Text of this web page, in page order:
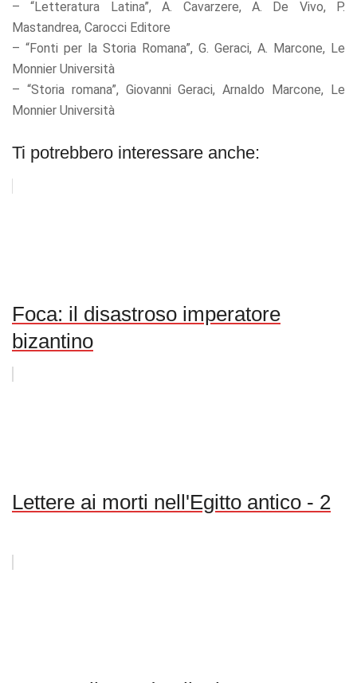
– “Letteratura Latina”, A. Cavarzere, A. De Vivo, P.
Mastandrea, Carocci Editore
– “Fonti per la Storia Romana”, G. Geraci, A. Marcone, Le
Monnier Università
– “Storia romana”, Giovanni Geraci, Arnaldo Marcone, Le
Monnier Università
Ti potrebbero interessare anche:
Foca: il disastroso imperatore
bizantino
Lettere ai morti nell'Egitto antico - 2